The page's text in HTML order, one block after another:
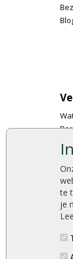
te
je
De